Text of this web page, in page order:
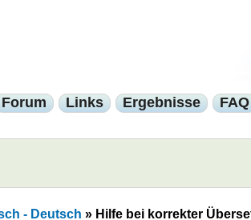
Forum Links Ergebnisse FAQ
- Deutsch » Hilfe bei korrekter